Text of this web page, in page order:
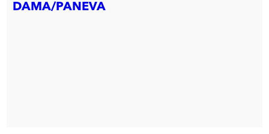
DAMA/PANEVA